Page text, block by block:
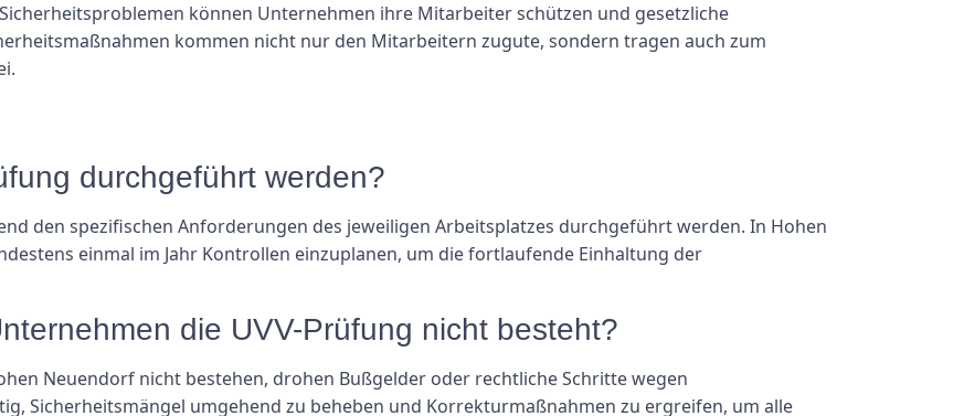
können Unternehmen ihre Mitarbeiter schützen und gesetzliche
kommen nicht nur den Mitarbeitern zugute, sondern tragen auch zum
durchgeführt werden?
den spezifischen Anforderungen des jeweiligen Arbeitsplatzes durchgeführt werden. In Hohen
einmal im Jahr Kontrollen einzuplanen, um die fortlaufende Einhaltung der
die UVV-Prüfung nicht besteht?
Neuendorf nicht bestehen, drohen Bußgelder oder rechtliche Schritte wegen
Sicherheitsmängel umgehend zu beheben und Korrekturmaßnahmen zu ergreifen, um alle